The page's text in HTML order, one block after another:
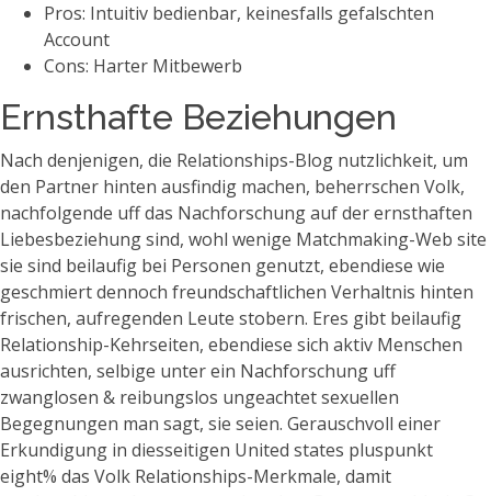
Pros: Intuitiv bedienbar, keinesfalls gefalschten
Account
Cons: Harter Mitbewerb
Ernsthafte Beziehungen
Nach denjenigen, die Relationships-Blog nutzlichkeit, um
den Partner hinten ausfindig machen, beherrschen Volk,
nachfolgende uff das Nachforschung auf der ernsthaften
Liebesbeziehung sind, wohl wenige Matchmaking-Web site
sie sind beilaufig bei Personen genutzt, ebendiese wie
geschmiert dennoch freundschaftlichen Verhaltnis hinten
frischen, aufregenden Leute stobern. Eres gibt beilaufig
Relationship-Kehrseiten, ebendiese sich aktiv Menschen
ausrichten, selbige unter ein Nachforschung uff
zwanglosen & reibungslos ungeachtet sexuellen
Begegnungen man sagt, sie seien. Gerauschvoll einer
Erkundigung in diesseitigen United states pluspunkt
eight% das Volk Relationships-Merkmale, damit